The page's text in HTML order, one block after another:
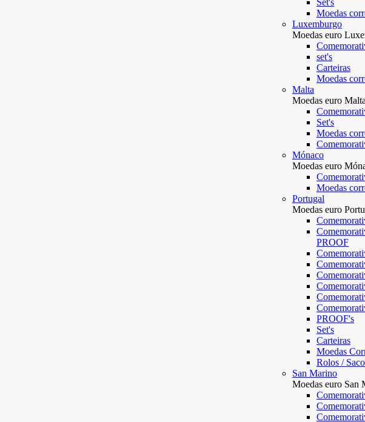
Set's
Moedas
Luxemburgo
Moedas euro
set's
Carteiras
Moedas
Malta
Moedas euro Malta
Set's
Moedas
Mónaco
Moedas euro
Moedas
Portugal
Moedas euro
PROOF
PROOF's
Set's
Carteiras
Moedas
Rolos /
San Marino
Moedas euro San